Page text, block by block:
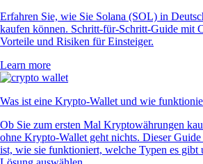
Erfahren Sie, wie Sie Solana (SOL) in
kaufen können. Schritt-für-Schritt-Guide mit
Vorteile und Risiken für Einsteiger.
Learn more
Was ist eine Krypto-Wallet und wie
Ob Sie zum ersten Mal Kryptowährungen
ohne Krypto-Wallet geht nichts. Dieser
ist, wie sie funktioniert, welche Typen es gibt